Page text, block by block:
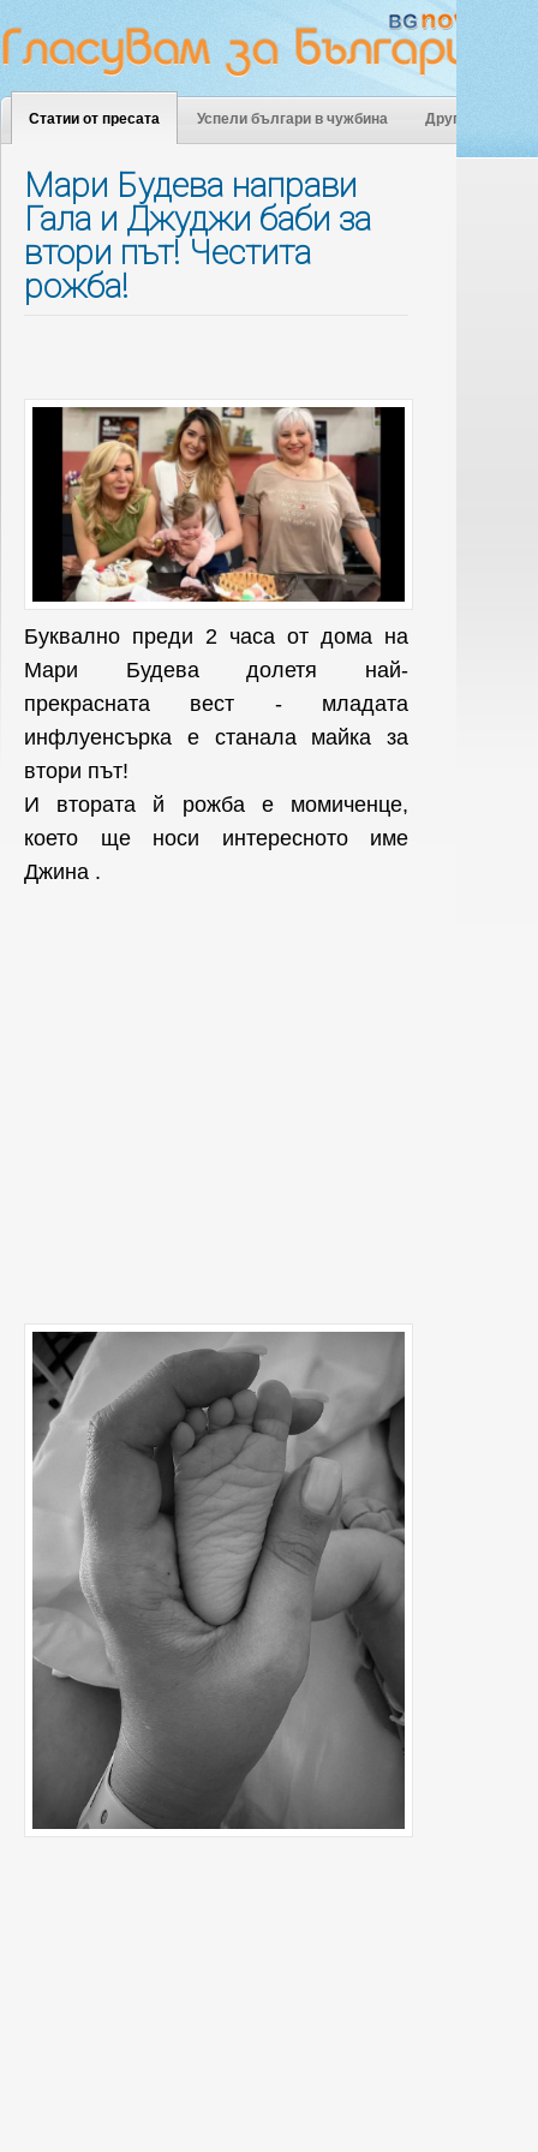
Статии от пресата Успели българи в чужбина Други
Мари Будева направи
Гала и Джуджи баби за
втори път! Честита
рожба!
Буквално преди 2 часа от дома на
Мари Будева долетя най-
прекрасната вест - младата
инфлуенсърка е станала майка за
втори път!
И втората й рожба е момиченце,
което ще носи интересното име
Джина .